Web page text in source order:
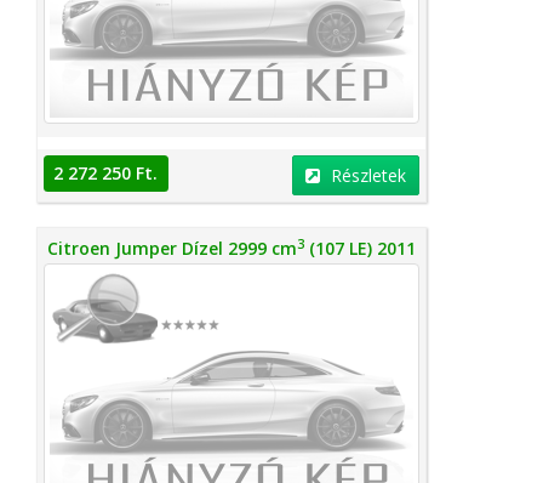
2 272 250 Ft. Részletek
Citroen Jumper Dízel 2999 cm3 (107 LE) 2011